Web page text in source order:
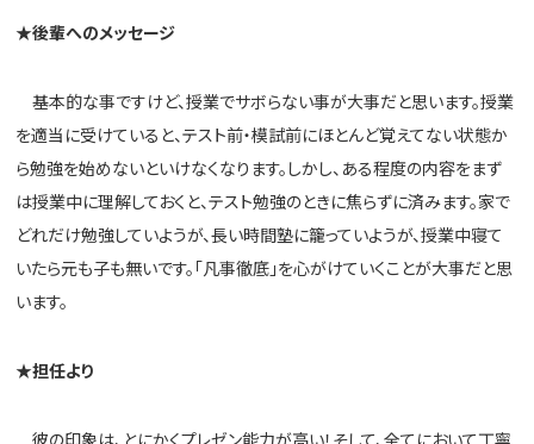
★後輩へのメッセージ
基本的な事ですけど、授業でサボらない事が大事だと思います。授業
を適当に受けていると、テスト前・模試前にほとんど覚えてない状態か
ら勉強を始めないといけなくなります。しかし、ある程度の内容をまず
は授業中に理解しておくと、テスト勉強のときに焦らずに済みます。家で
どれだけ勉強していようが、長い時間塾に籠っていようが、授業中寝て
いたら元も子も無いです。 「凡事徹底」を心がけていくことが大事だと思
います。
★担任より
彼の印象は、とにかくプレゼン能力が高い！そして、全てにおいて丁寧